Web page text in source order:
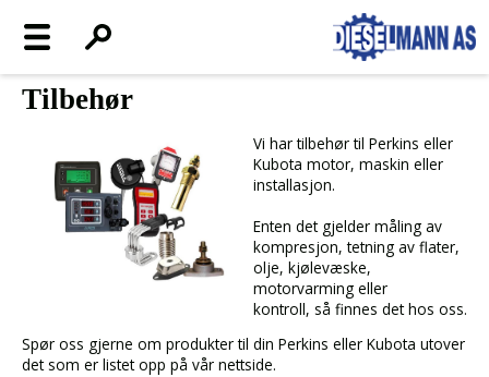
Tilbehør
Vi har tilbehør til Perkins eller
Kubota motor, maskin eller
installasjon.
Enten det gjelder måling av
kompresjon, tetning av flater,
olje, kjølevæske,
motorvarming eller
kontroll, så finnes det hos oss.
Spør oss gjerne om produkter til din Perkins eller Kubota utover
det som er listet opp på vår nettside.